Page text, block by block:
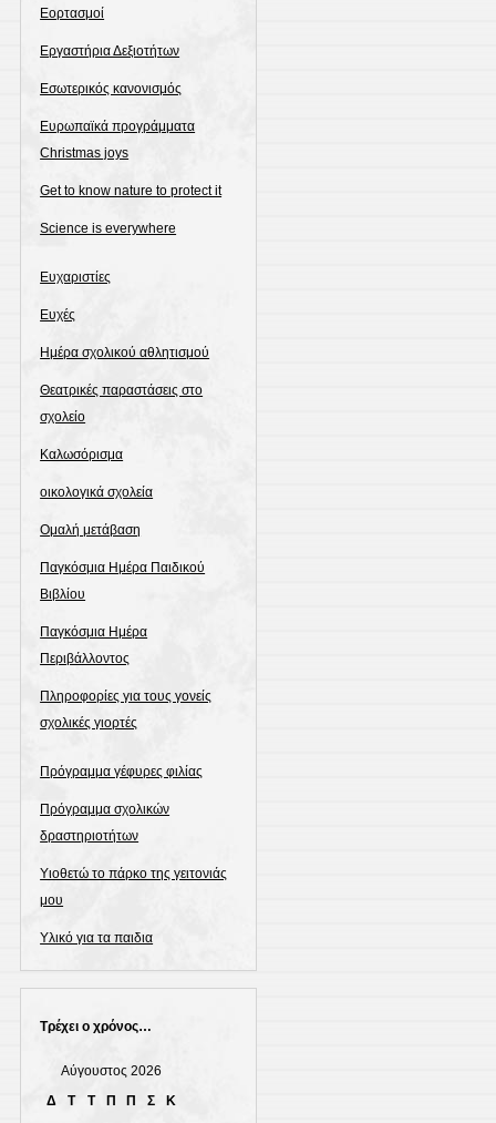
Εορτασμοί
Εργαστήρια Δεξιοτήτων
Εσωτερικός κανονισμός
Ευρωπαϊκά προγράμματα
Christmas joys
Get to know nature to protect it
Science is everywhere
Ευχαριστίες
Ευχές
Ημέρα σχολικού αθλητισμού
Θεατρικές παραστάσεις στο
σχολείο
Καλωσόρισμα
οικολογικά σχολεία
Ομαλή μετάβαση
Παγκόσμια Ημέρα Παιδικού
Βιβλίου
Παγκόσμια Ημέρα
Περιβάλλοντος
Πληροφορίες για τους γονείς
σχολικές γιορτές
Πρόγραμμα γέφυρες φιλίας
Πρόγραμμα σχολικών
δραστηριοτήτων
Υιοθετώ το πάρκο της γειτονιάς
μου
Υλικό για τα παιδια
Τρέχει ο χρόνος…
Αύγουστος 2026
Δ
Τ Τ Π Π Σ
Κ